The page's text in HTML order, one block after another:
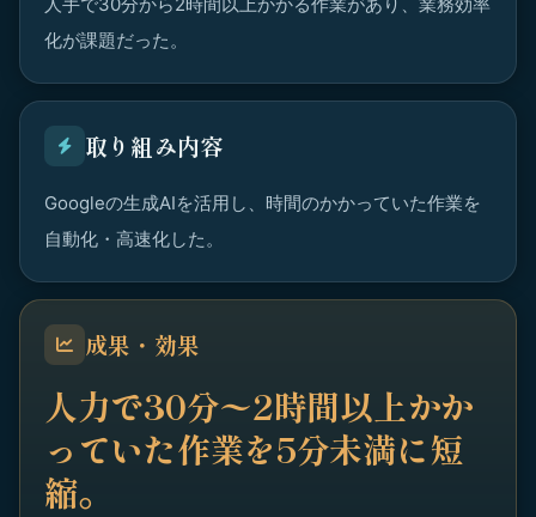
化が課題だった。
取り組み内容
Googleの生成AIを活用し、時間のかかっていた作業を
自動化・高速化した。
成果・効果
人力で30分〜2時間以上かか
っていた作業を5分未満に短
縮。